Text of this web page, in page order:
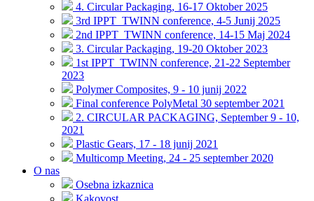
4. Circular Packaging, 16-17 Oktober 2025
3rd IPPT_TWINN conference, 4-5 Junij 2025
2nd IPPT_TWINN conference, 14-15 Maj 2024
3. Circular Packaging, 19-20 Oktober 2023
1st IPPT_TWINN conference, 21-22 September
2023
Polymer Composites, 9 - 10 junij 2022
Final conference PolyMetal 30 september 2021
2. CIRCULAR PACKAGING, September 9 - 10,
2021
Plastic Gears, 17 - 18 junij 2021
Multicomp Meeting, 24 - 25 september 2020
O nas
Osebna izkaznica
Kakovost